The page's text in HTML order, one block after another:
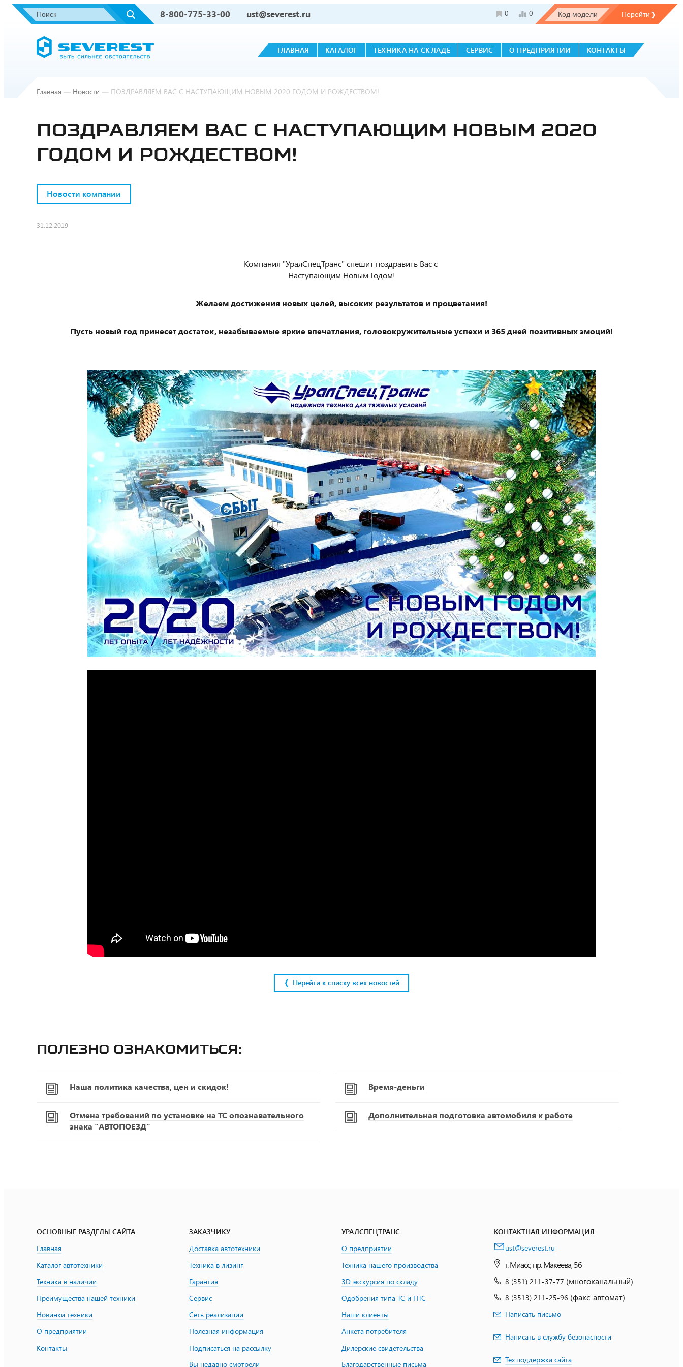
8-800-775-33-00 ust@severest.ru 0 0
ГЛАВНАЯ КАТАЛОГ ТЕХНИКА НА СКЛАДЕ СЕРВИС О ПРЕДПРИЯТИИ КОНТАКТЫ
Главная — Новости — ПОЗДРАВЛЯЕМ ВАС С НАСТУПАЮЩИМ НОВЫМ 2020 ГОДОМ И РОЖДЕСТВОМ!
ПОЗДРАВЛЯЕМ ВАС С НАСТУПАЮЩИМ НОВЫМ 2020
ГОДОМ И РОЖДЕСТВОМ!
Новости компании
31.12.2019
Компания "УралСпецТранс" спешит поздравить Вас с
Наступающим Новым Годом!
Желаем достижения новых целей, высоких результатов и процветания!
Пусть новый год принесет достаток, незабываемые яркие впечатления, головокружительные успехи и 365 дней позитивных эмоций!
Перейти к списку всех новостей
Полезно ознакомиться:
Наша политика качества, цен и скидок! Время-деньги
Отмена требований по установке на ТС опознавательного
знака "АВТОПОЕЗД"
Дополнительная подготовка автомобиля к работе
ОСНОВНЫЕ РАЗДЕЛЫ САЙТА
Главная
Каталог автотехники
Техника в наличии
Преимущества нашей техники
Новинки техники
О предприятии
Контакты
ЗАКАЗЧИКУ
Доставка автотехники
Техника в лизинг
Гарантия
Сервис
Сеть реализации
Полезная информация
Подписаться на рассылку
Вы недавно смотрели
УРАЛСПЕЦТРАНС
О предприятии
Техника нашего производства
3D экскурсия по складу
Одобрения типа ТС и ПТС
Наши клиенты
Анкета потребителя
Дилерские свидетельства
Благодарственные письма
КОНТАКТНАЯ ИНФОРМАЦИЯ
ust@severest.ru
г. Миасс, пр. Макеева, 56
8 (351) 211-37-77 (многоканальный)
8 (3513) 211-25-96 (факс-автомат)
Написать письмо
Написать в службу безопасности
Тех.поддержка сайта